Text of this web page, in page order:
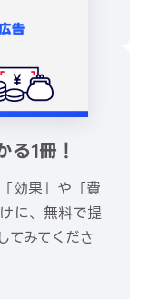
1冊！
効果」や「費
に、無料で提
てみてくださ